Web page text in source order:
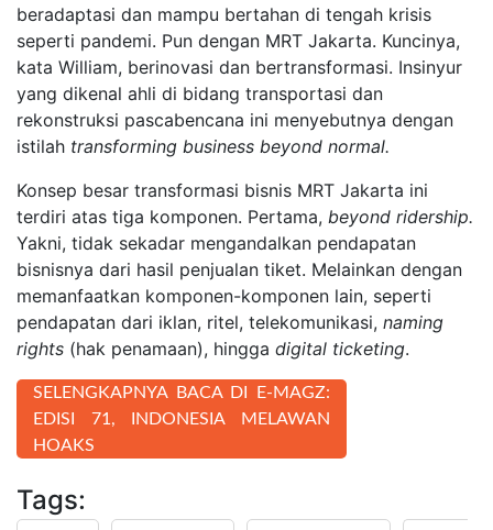
beradaptasi dan mampu bertahan di tengah krisis
seperti pandemi. Pun dengan MRT Jakarta. Kuncinya,
kata William, berinovasi dan bertransformasi. Insinyur
yang dikenal ahli di bidang transportasi dan
rekonstruksi pascabencana ini menyebutnya dengan
istilah transforming business beyond normal.
Konsep besar transformasi bisnis MRT Jakarta ini
terdiri atas tiga komponen. Pertama, beyond ridership.
Yakni, tidak sekadar mengandalkan pendapatan
bisnisnya dari hasil penjualan tiket. Melainkan dengan
memanfaatkan komponen-komponen lain, seperti
pendapatan dari iklan, ritel, telekomunikasi, naming
rights (hak penamaan), hingga digital ticketing.
SELENGKAPNYA BACA DI E-MAGZ:
EDISI 71, INDONESIA MELAWAN
HOAKS
Tags: